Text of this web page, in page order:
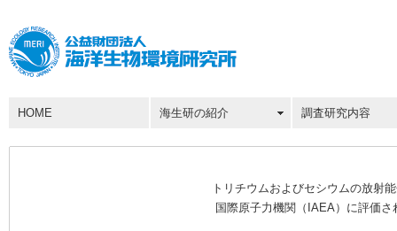
HOME 海生研の紹介 調査研究内容
トリチウムおよびセシウムの放射
国際原子力機関（IAEA）に評価さ